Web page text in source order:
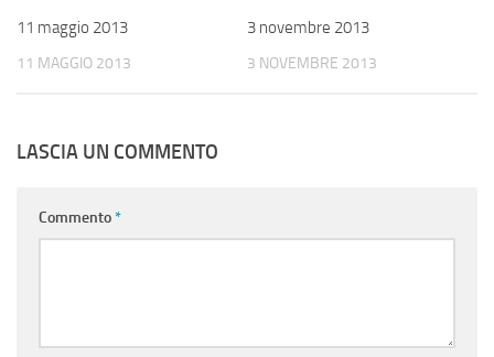
11 maggio 2013
11 MAGGIO 2013
3 novembre 2013
3 NOVEMBRE 2013
LASCIA UN COMMENTO
Commento*